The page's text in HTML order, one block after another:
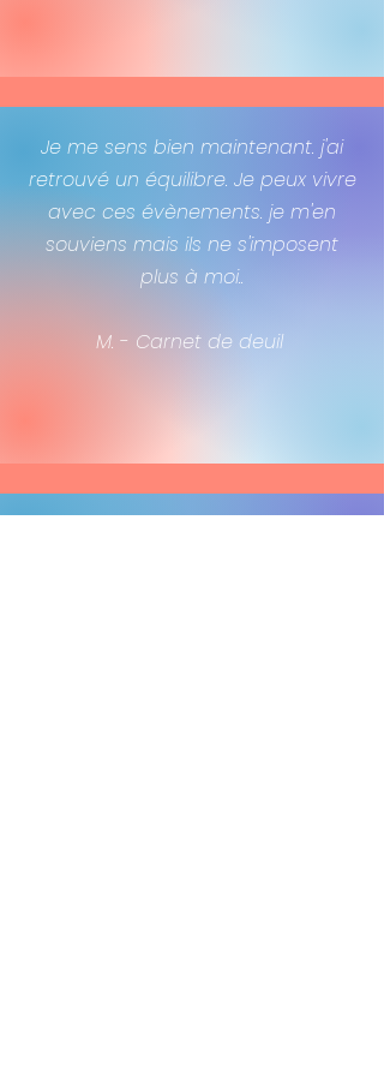
Je me sens bien maintenant. j'ai
retrouvé un équilibre. Je peux vivre
avec ces évènements. je m'en
souviens mais ils ne s'imposent
plus à moi..
M. - Carnet de deuil